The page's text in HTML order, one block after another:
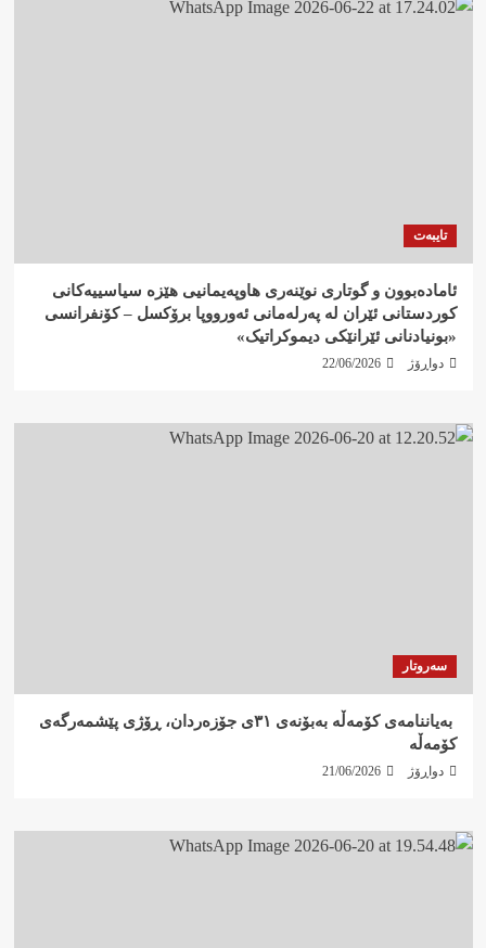
تایبەت
ئامادەبوون و گوتاری نوێنەری هاوپەیمانیی هێزە سیاسییەکانی
کوردستانی ئێران لە پەرلەمانی ئەورووپا برۆکسل – کۆنفرانسی
«بونیادنانی ئێرانێکی دیموکراتیک»
دواڕۆژ 22/06/2026
سەروتار
‍ بەیاننامەی کۆمەڵە بەبۆنەی ٣١ی جۆزەردان، ڕۆژی پێشمەرگەی
کۆمەڵە
دواڕۆژ 21/06/2026